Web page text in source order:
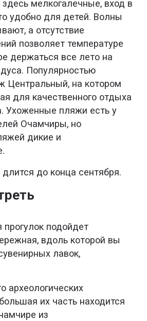
мелкогалечные, вход в
удобно для детей. Волны
а отсутствие
позволяет температуре
держаться все лето на
Популярностью
Центральный, на котором
для качественного отдыха
Ухоженные пляжи есть у
Очамчиры, но
дикие и
до конца сентября.
подойдет
вдоль которой вы
лавок,
археологических
их часть находится
из